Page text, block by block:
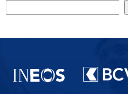
Partenaires du lausanne-Sport